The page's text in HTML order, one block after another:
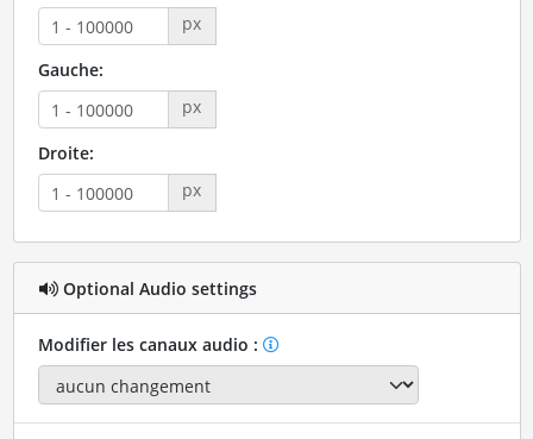
px
Gauche:
px
Droite:
px
Optional Audio settings
Modifier les canaux audio :